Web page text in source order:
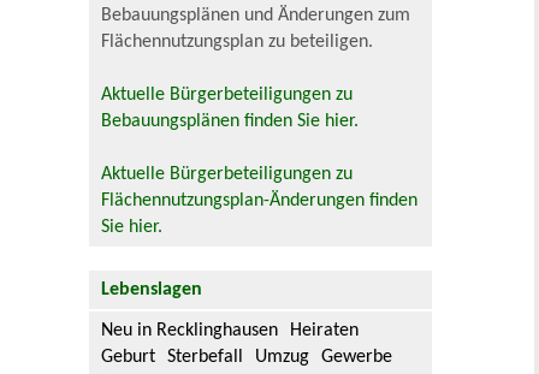
Bebauungsplänen und Änderungen zum
Flächennutzungsplan zu beteiligen.
Aktuelle Bürgerbeteiligungen zu
Bebauungsplänen finden Sie hier.
Aktuelle Bürgerbeteiligungen zu
Flächennutzungsplan-Änderungen finden
Sie hier.
Lebenslagen
Neu in Recklinghausen
Heiraten
Geburt
Sterbefall Umzug
Gewerbe